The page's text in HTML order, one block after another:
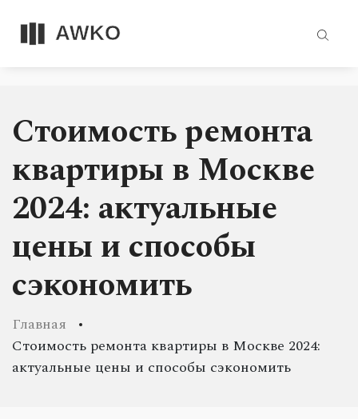
Стоимость ремонта
квартиры в Москве
2024: актуальные
цены и способы
сэкономить
Главная
Стоимость ремонта квартиры в Москве 2024:
актуальные цены и способы сэкономить